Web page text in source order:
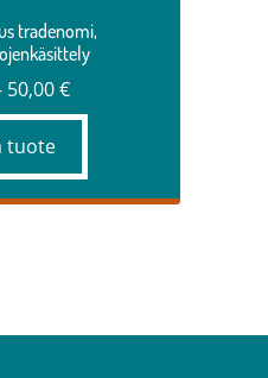
tradenomi,
50,00€Hintaluokka:
5,00 €
50,00 €
tuote